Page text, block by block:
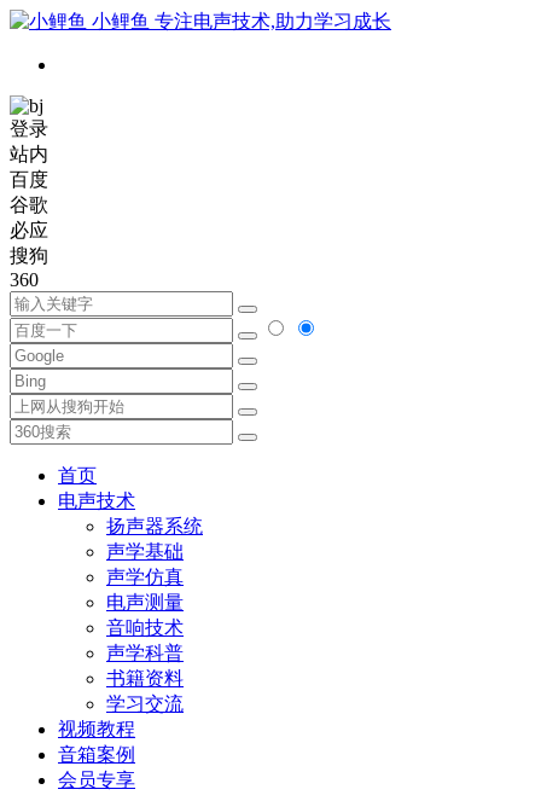
小鲤鱼 专注电声技术,助力学习成长
登录
站内
百度
谷歌
必应
搜狗
360
首页
电声技术
扬声器系统
声学基础
声学仿真
电声测量
音响技术
声学科普
书籍资料
学习交流
视频教程
音箱案例
会员专享